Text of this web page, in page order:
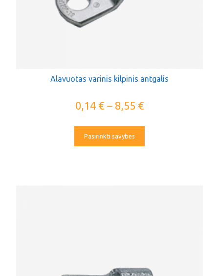
Alavuotas varinis kilpinis antgalis
0,14 €– 8,55 €
Pasirinkti savybes